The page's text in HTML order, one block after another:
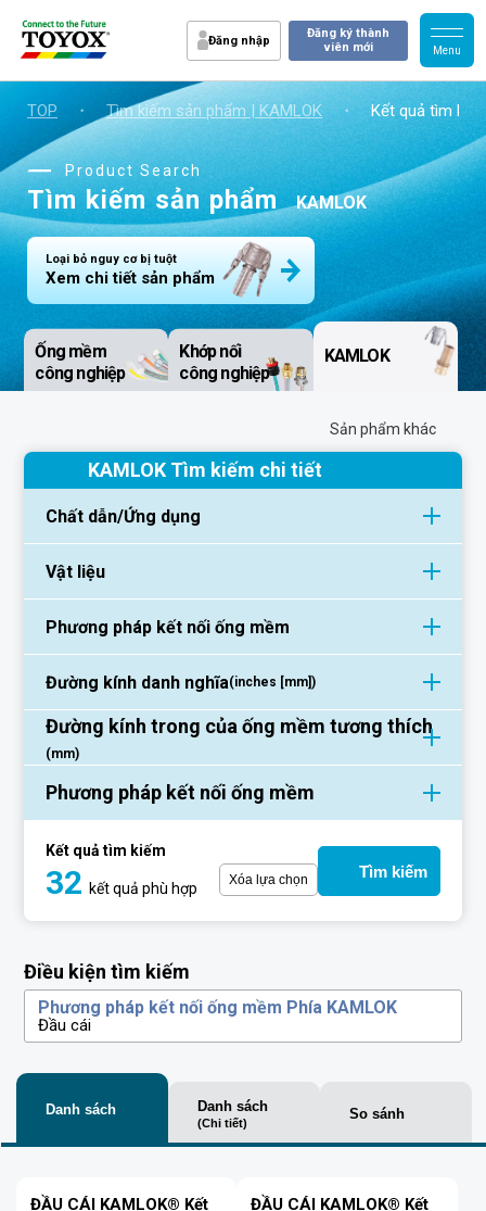
Đăng nhập
Đăng ký thành
viên mới
TOP ・ Tìm kiếm sản phẩm | KAMLOK ・ Kết quả tìm
Product Search
Tìm kiếm sản phẩm KAMLOK
Loại bỏ nguy cơ bị tuột
Xem chi tiết sản phẩm
Ống mềm
công nghiệp
Khớp nối
công nghiệp
KAMLOK
Sản phẩm khác
KAMLOK Tìm kiếm chi tiết
Chất dẫn/Ứng dụng
Vật liệu
Phương pháp kết nối ống mềm
Đường kính danh nghĩa(inches [mm])
Đường kính trong của ống mềm tương thích
(mm)
Phương pháp kết nối ống mềm
Kết quả tìm kiếm
32 kết quả phù hợp Xóa lựa chọn Tìm kiếm
Điều kiện tìm kiếm
Phương pháp kết nối ống mềm Phía KAMLOK
Đầu cái
Danh sách Danh sách
(Chi tiết)
So sánh
ĐẦU CÁI KAMLOK® Kết
ĐẦU CÁI KAMLOK® Kết